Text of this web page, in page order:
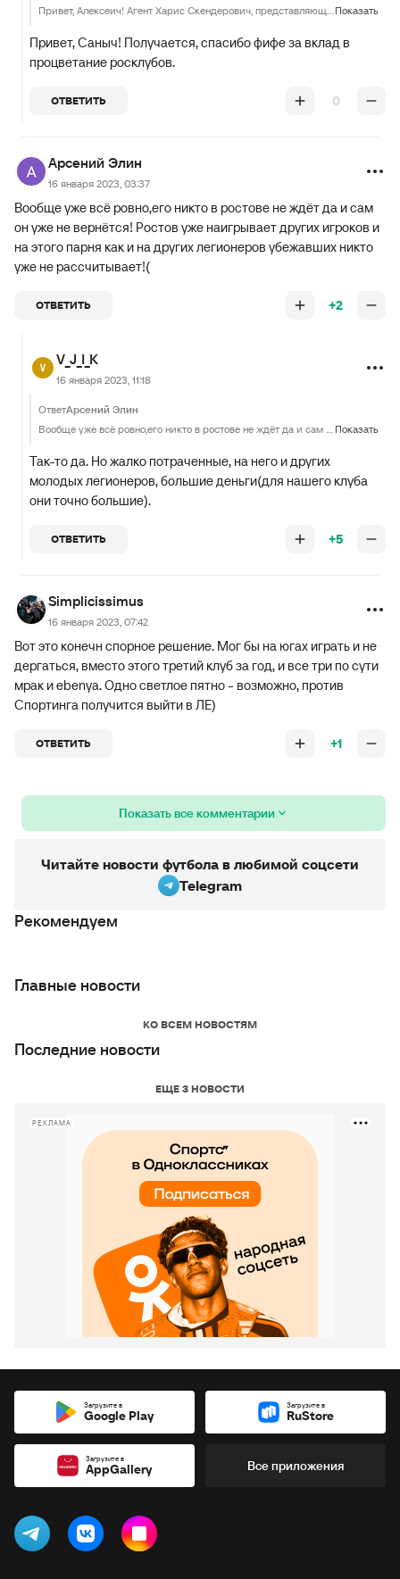
Показать
Привет, Саныч! Получается, спасибо фифе за вклад в
процветание росклубов.
ОТВЕТИТЬ 0
Арсений Элин
16 января 2023, 03:37
Вообще уже всё ровно,его никто в ростове не ждёт да и сам
он уже не вернётся! Ростов уже наигрывает других игроков и
на этого парня как и на других легионеров убежавших никто
уже не рассчитывает!(
ОТВЕТИТЬ +2
V_J_I_K
16 января 2023, 11:18
ОтветАрсений Элин
Показать
Так-то да. Но жалко потраченные, на него и других
молодых легионеров, большие деньги(для нашего клуба
они точно большие).
ОТВЕТИТЬ +5
Simplicissimus
16 января 2023, 07:42
Вот это конечн спорное решение. Мог бы на югах играть и не
дергаться, вместо этого третий клуб за год, и все три по сути
мрак и ebenya. Одно светлое пятно - возможно, против
Спортинга получится выйти в ЛЕ)
ОТВЕТИТЬ +1
Показать все комментарии
Читайте новости футбола в любимой соцсети
Telegram
Рекомендуем
Главные новости
КО ВСЕМ НОВОСТЯМ
Последние новости
ЕЩЕ 3 НОВОСТИ
РЕКЛАМА
Загрузите в
Google Play
Загрузите в
RuStore
Загрузите в
AppGallery Все приложения